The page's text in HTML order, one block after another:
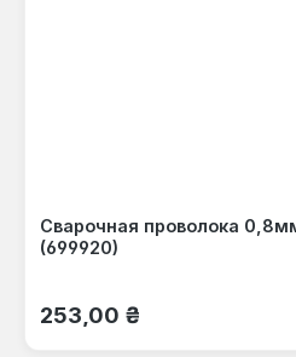
Сварочная проволока
(699920)
Обычная цена:
253,00 ₴